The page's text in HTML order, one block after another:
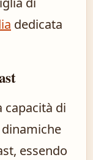
dedicata
capacità di
essendo